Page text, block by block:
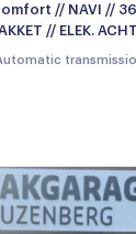
in hoogte
automatisch
// NAVI //
// ELEK.